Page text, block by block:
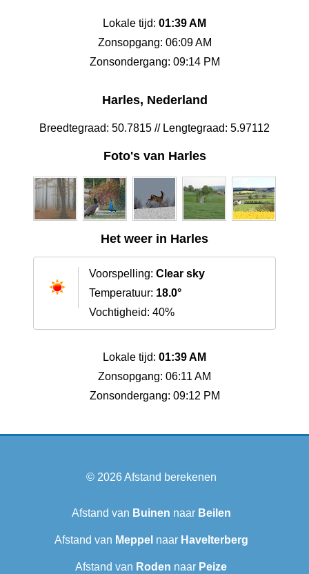
Lokale tijd: 01:39 AM
Zonsopgang: 06:09 AM
Zonsondergang: 09:14 PM
Harles, Nederland
Breedtegraad: 50.7815 // Lengtegraad: 5.97112
Foto's van Harles
Het weer in Harles
Voorspelling: Clear sky
Temperatuur: 18.0°
Vochtigheid: 40%
Lokale tijd: 01:39 AM
Zonsopgang: 06:11 AM
Zonsondergang: 09:12 PM
© 2026Afstand berekenen
Afstand van Buinen naar Beilen
Afstand van Meppel naar Havelterberg
Afstand van Roden naar Peize